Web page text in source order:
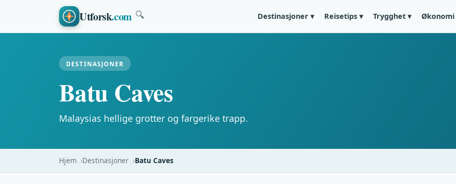
Utforsk.com 🔍 Destinasjoner ▾ Reisetips ▾ Trygghet ▾ Økonomi
DESTINASJONER
Batu Caves
Malaysias hellige grotter og fargerike trapp.
Hjem Destinasjoner Batu Caves